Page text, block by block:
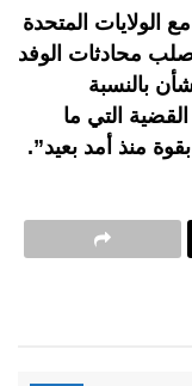
المتحدة
محادثات الوفد
بالنسبة
التي ما
منذ أمد بعيد”.